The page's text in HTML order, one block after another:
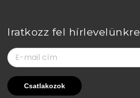
Iratkozz fel hírlevelünkre